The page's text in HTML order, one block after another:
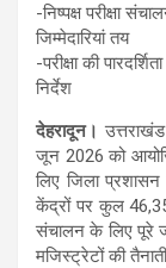
-निष्पक्ष परीक्षा
जिम्मेदारियां तय
-परीक्षा की
निर्देश
देहरादून।
जून 2026 को
लिए जिला
केंद्रों पर कुल
संचालन के लिए पूरे
मजिस्ट्रेटों की